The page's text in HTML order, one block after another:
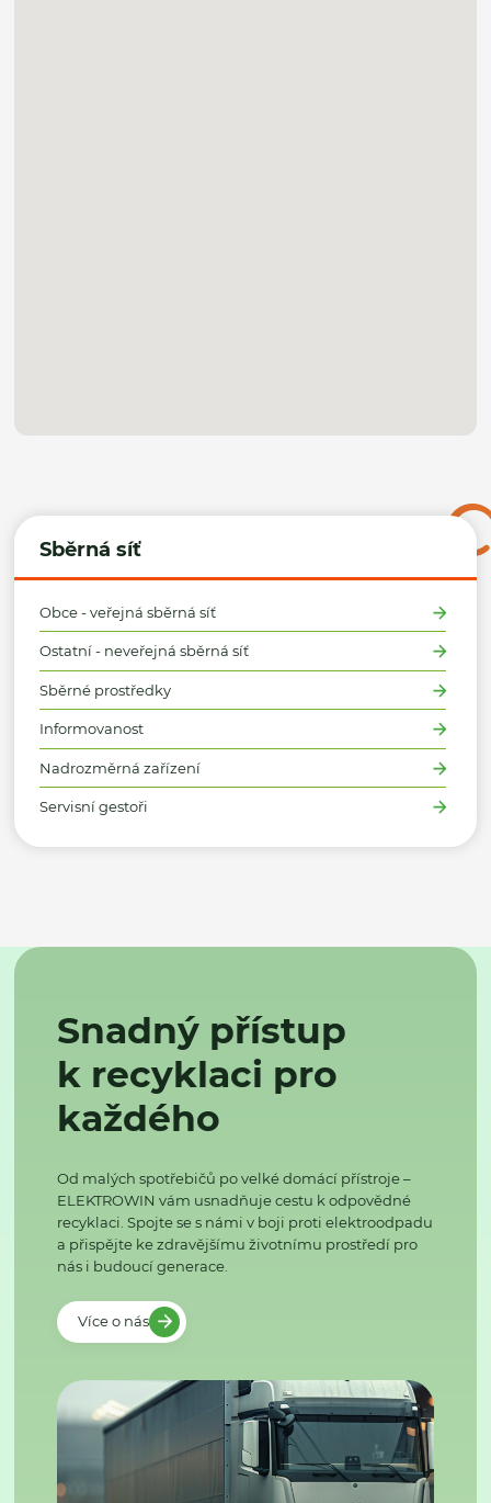
Sběrná síť
Obce - veřejná sběrná síť
Ostatní - neveřejná sběrná síť
Sběrné prostředky
Informovanost
Nadrozměrná zařízení
Servisní gestoři
Snadný přístup
k recyklaci pro
každého
Od malých spotřebičů po velké domácí přístroje –
ELEKTROWIN vám usnadňuje cestu k odpovědné
recyklaci. Spojte se s námi v boji proti elektroodpadu
a přispějte ke zdravějšímu životnímu prostředí pro
nás i budoucí generace.
Více o nás